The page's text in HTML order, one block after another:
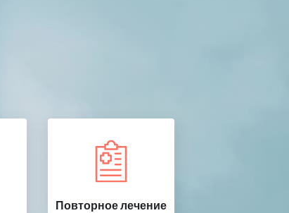
Повторное лечение